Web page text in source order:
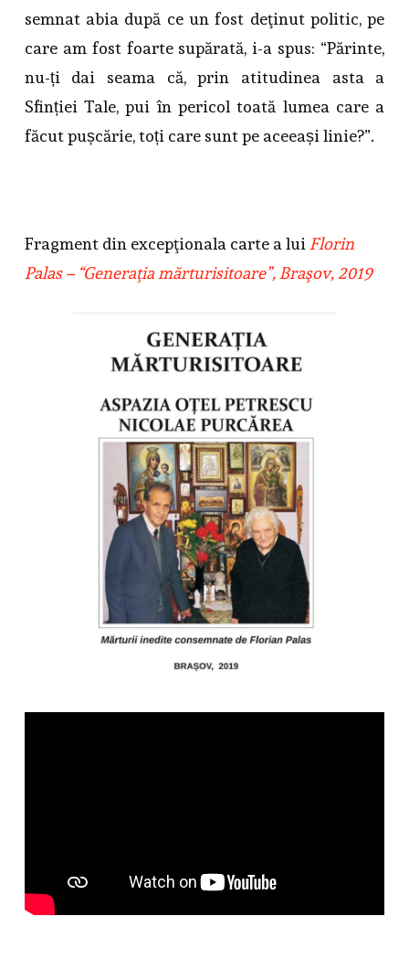
semnat abia după ce un fost deţinut politic, pe
care am fost foarte supărată, i-a spus: “Părinte,
nu-ți dai seama că, prin atitudinea asta a
Sfinției Tale, pui în pericol toată lumea care a
făcut pușcărie, toți care sunt pe aceeași linie?”.
Fragment din excepţionala carte a lui Florin
Palas – “Generaţia mărturisitoare”, Braşov, 2019